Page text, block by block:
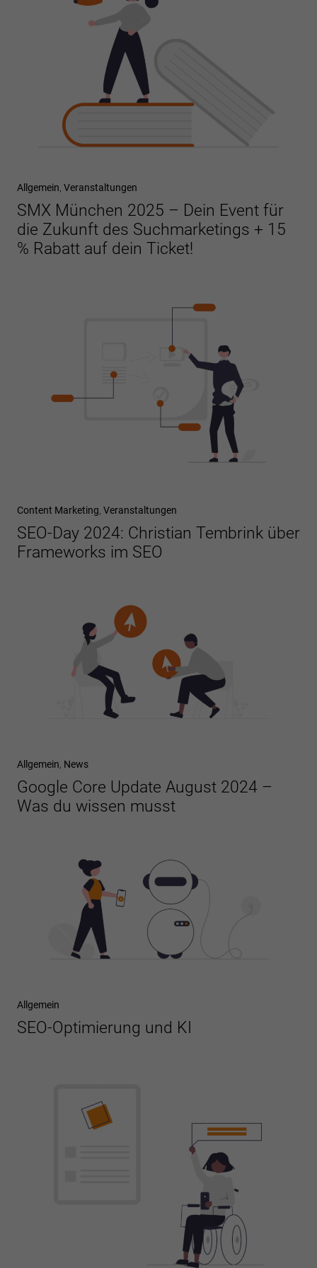
Allgemein, Veranstaltungen
SMX München 2025 – Dein Event für
die Zukunft des Suchmarketings + 15
% Rabatt auf dein Ticket!
Content Marketing, Veranstaltungen
SEO-Day 2024: Christian Tembrink über
Frameworks im SEO
Allgemein, News
Google Core Update August 2024 –
Was du wissen musst
Allgemein
SEO-Optimierung und KI